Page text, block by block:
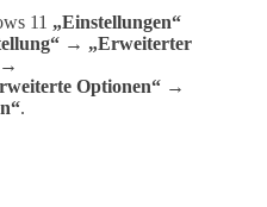
11 „Einstellungen“
→ „Erweiterter
→
Optionen“ →
.